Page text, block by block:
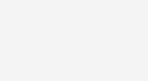
robuuste, onderhoudsarme planten.
set! Perfect voor een trendy en gezond thuis.